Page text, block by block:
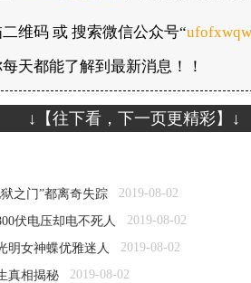
维码 或 搜索微信公众号“ufofxwqw
天都能了解到最新消息！！
↓【往下看，下一页更精彩】↓
之门”都离奇失踪 2019-08-02
伏电压却电不死人 2019-08-02
明女神蝶优雅迷人 2019-08-02
真相揭秘 2019-08-02